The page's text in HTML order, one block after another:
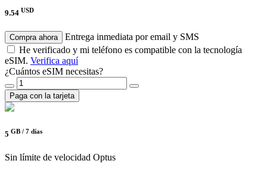
9.54 USD
Compra ahora
Entrega inmediata por email y SMS
He verificado y mi teléfono es compatible con la tecnología
eSIM. Verifica aquí
¿Cuántos eSIM necesitas?
Paga con la tarjeta
5 GB / 7 días
Sin límite de velocidad Optus